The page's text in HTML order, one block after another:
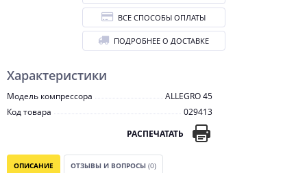
Характеристики
Модель компрессора
ALLEGRO 45
Код товара
029413
РАСПЕЧАТАТЬ
ВСЕ СПОСОБЫ ОПЛАТЫ
ПОДРОБНЕЕ О ДОСТАВКЕ
ОПИСАНИЕ ОТЗЫВЫ И ВОПРОСЫ (0)